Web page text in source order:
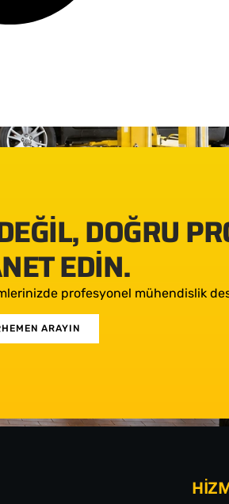
DOĞRU
EDIN.
profesyonel mühendislik
HEMEN ARAYIN